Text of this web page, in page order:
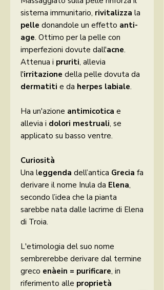
sistema immunitario, rivitalizza la
pelle donandole un effetto anti-
age. Ottimo per la pelle con
imperfezioni dovute dall'acne.
Attenua i pruriti, allevia
l'irritazione della pelle dovuta da
dermatiti e da herpes labiale.
Ha un'azione antimicotica e
allevia i dolori mestruali, se
applicato su basso ventre.
Curiosità
Una leggenda dell’antica Grecia fa
derivare il nome Inula da Elena,
secondo l’idea che la pianta
sarebbe nata dalle lacrime di Elena
di Troia.
L'etimologia del suo nome
sembrerebbe derivare dal termine
greco enàein = purificare, in
riferimento alle proprietà